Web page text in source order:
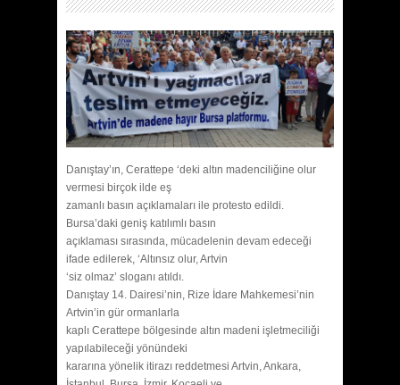
Danıştay’ın, Cerattepe ‘deki altın madenciliğine olur
vermesi birçok ilde eş
zamanlı basın açıklamaları ile protesto edildi.
Bursa’daki geniş katılımlı basın
açıklaması sırasında, mücadelenin devam edeceği
ifade edilerek, ‘Altınsız olur, Artvin
‘siz olmaz’ sloganı atıldı.
Danıştay 14. Dairesi’nin, Rize İdare Mahkemesi’nin
Artvin’in gür ormanlarla
kaplı Cerattepe bölgesinde altın madeni işletmeciliği
yapılabileceği yönündeki
kararına yönelik itirazı reddetmesi Artvin, Ankara,